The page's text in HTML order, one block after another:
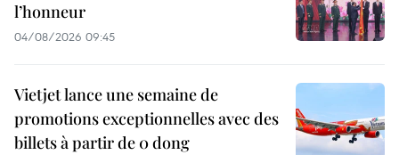
l’honneur
04/08/2026 09:45
Vietjet lance une semaine de
promotions exceptionnelles avec des
billets à partir de 0 dong